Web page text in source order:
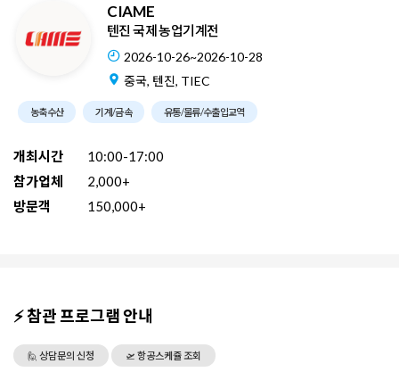
CIAME
텐진 국제 농업기계전
2026-10-26~2026-10-28
중국, 텐진, TIEC
농축수산 기계/금속 유통/물류/수출입교역
개최시간
10:00-17:00
참가업체
2,000+
방문객
150,000+
⚡ 참관 프로그램 안내
🙋 상담문의 신청 🛫 항공스케쥴 조회